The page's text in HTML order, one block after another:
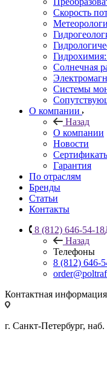
Скорость
Гидрохимия:
Солнечная
Системы
О компании
Назад
О компании
Новости
Гарантия
По отраслям
Бренды
Статьи
Контакты
8 (812) 646-54-18
Назад
Телефоны
8 (812) 646-
Контактная информация
г. Санкт-Петербург,